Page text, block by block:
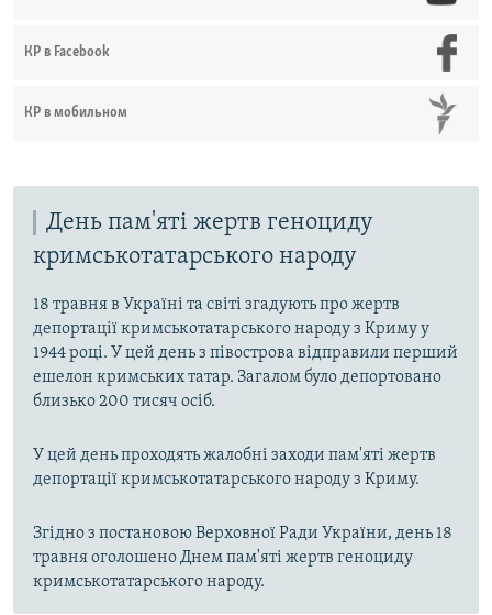
КР в Facebook
КР в мобильном
День пам'яті жертв геноциду
кримськотатарського народу
18 травня в Україні та світі згадують про жертв
депортації кримськотатарського народу з Криму у
1944 році. У цей день з півострова відправили перший
ешелон кримських татар. Загалом було депортовано
близько 200 тисяч осіб.
У цей день проходять жалобні заходи пам'яті жертв
депортації кримськотатарського народу з Криму.
Згідно з постановою Верховної Ради України, день 18
травня оголошено Днем пам'яті жертв геноциду
кримськотатарського народу.